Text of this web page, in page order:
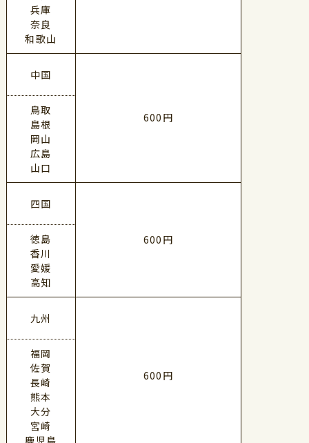
兵庫
奈良
和歌山
中国
鳥取
島根
岡山
広島
山口
600円
四国
徳島
香川
愛媛
高知
600円
九州
福岡
佐賀
長崎
熊本
大分
宮崎
鹿児島
600円